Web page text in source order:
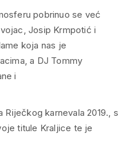
pobrinuo se već
Josip Krmpotić i
koja nas je
a DJ Tommy
i
karnevala 2019., s
titule Kraljice te je